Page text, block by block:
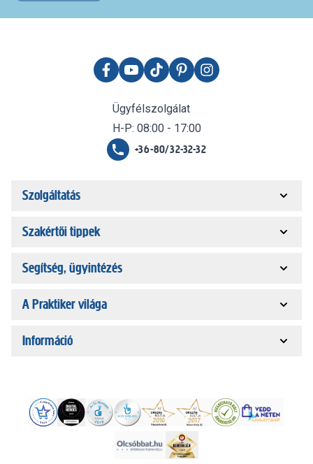
Ügyfélszolgálat
H-P: 08:00 - 17:00
+36-80/32-32-32
Szolgáltatás
Szakértői tippek
Segítség, ügyintézés
A Praktiker világa
Információ